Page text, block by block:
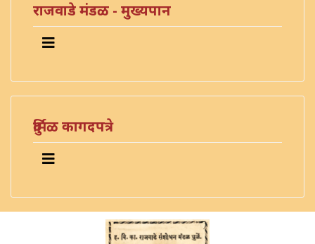
राजवाडे मंडळ - मुख्यपान
दुर्मिळ कागदपत्रे